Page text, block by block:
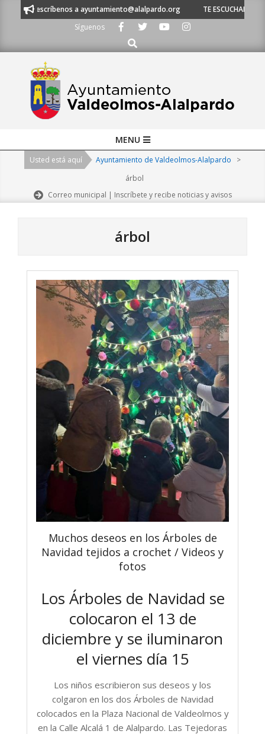
escríbenos a ayuntamiento@alalpardo.org
TE ESCUCHAMOS -
Síguenos
Buscar
Navigation
MENU
Usted está aquí Ayuntamiento de Valdeolmos-Alalpardo
>
árbol
Correo municipal | Inscríbete y recibe noticias y avisos
árbol
Muchos deseos en los Árboles de
Navidad tejidos a crochet / Videos y
fotos
Los Árboles de Navidad se
colocaron el 13 de
diciembre y se iluminaron
el viernes día 15
Los niños escribieron sus deseos y los
colgaron en los dos Árboles de Navidad
colocados en la Plaza Nacional de Valdeolmos y
en la Calle Alcalá 1 de Alalpardo. Las Tejedoras